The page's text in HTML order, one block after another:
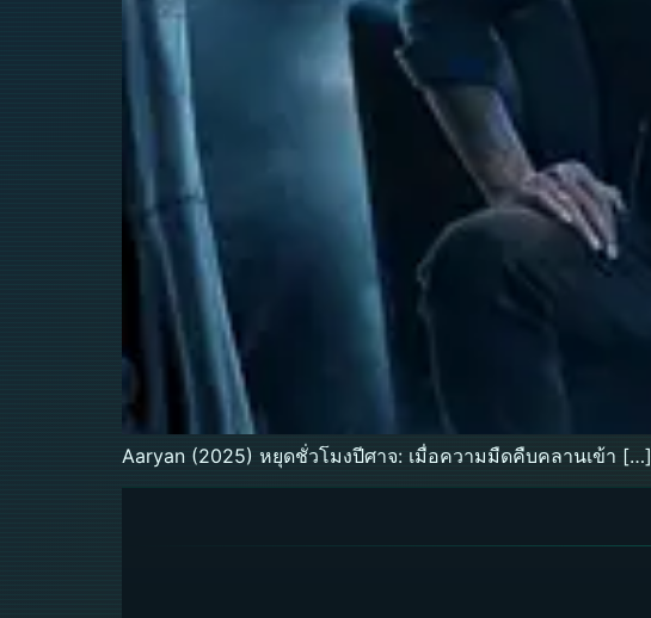
Aaryan (2025) หยุดชั่วโมงปีศาจ: เมื่อความมืดคืบคลานเข้า […]